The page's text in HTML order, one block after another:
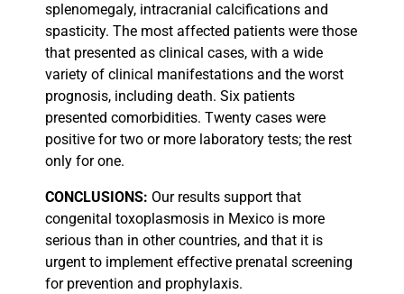
splenomegaly, intracranial calcifications and
spasticity. The most affected patients were those
that presented as clinical cases, with a wide
variety of clinical manifestations and the worst
prognosis, including death. Six patients
presented comorbidities. Twenty cases were
positive for two or more laboratory tests; the rest
only for one.
CONCLUSIONS: Our results support that
congenital toxoplasmosis in Mexico is more
serious than in other countries, and that it is
urgent to implement effective prenatal screening
for prevention and prophylaxis.